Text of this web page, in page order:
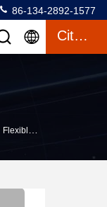
86-134-2892-1577
Citaat
Flexible Dome Spherical Led Display Balls Schermpaneel 1M 2M 2.5M 3M Voor Museum